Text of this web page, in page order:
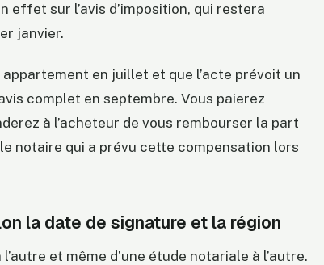
effet sur l’avis d’imposition, qui restera
janvier.
en juillet et que l’acte prévoit un
complet en septembre. Vous paierez
à l’acheteur de vous rembourser la part
notaire qui a prévu cette compensation lors
la date de signature et la région
et même d’une étude notariale à l’autre.